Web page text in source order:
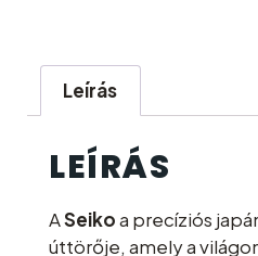
Leírás
LEÍRÁS
ASeikoa precíziós
úttörője, amely a